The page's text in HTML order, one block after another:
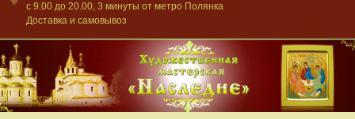
c 9.00 до 20.00, 3 минуты от метро Полянка
Доставка и самовывоз